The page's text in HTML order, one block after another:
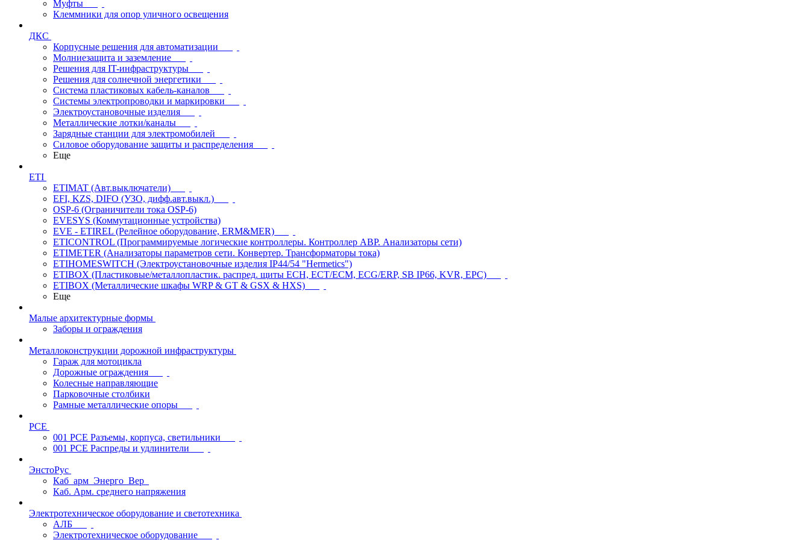
Муфты
Клеммники для опор уличного освещения
ДКС
Корпусные решения для автоматизации
Молниезащита и заземление
Решения для IT-инфраструктуры
Решения для солнечной энергетики
Система пластиковых кабель-каналов
Системы электропроводки и маркировки
Электроустановочные изделия
Металлические лотки/каналы
Зарядные станции для электромобилей
Силовое оборудование защиты и распределения
Еще
ETI
ETIMAT (Авт.выключатели)
EFI, KZS, DIFO (УЗО, дифф.авт.выкл.)
OSP-6 (Ограничители тока OSP-6)
EVESYS (Коммутационные устройства)
EVE - ETIREL (Релейное оборудование, ERM&MER)
ETICONTROL (Программируемые логические контроллеры. Контроллер АВР. Анализаторы сети)
ETIMETER (Анализаторы параметров сети. Конвертер. Трансформаторы тока)
ETIHOMESWITCH (Электроустановочные изделия IP44/54 "Hermetics")
ETIBOX (Пластиковые/металлопластик. распред. щиты ECH, ECT/ECM, ECG/ERP, SB IP66, KVR, EPC)
ETIBOX (Металлические шкафы WRP & GT & GSX & HXS)
Еще
Малые архитектурные формы
Заборы и ограждения
Металлоконструкции дорожной инфраструктуры
Гараж для мотоцикла
Дорожные ограждения
Колесные направляющие
Парковочные столбики
Рамные металлические опоры
PCE
001 PCE Разъемы, корпуса, светильники
001 PCE Распреды и удлинители
ЭнстоРус
Каб_арм_Энерго_Вер_
Каб. Арм. среднего напряжения
Электротехническое оборудование и светотехника
АЛБ
Электротехническое оборудование